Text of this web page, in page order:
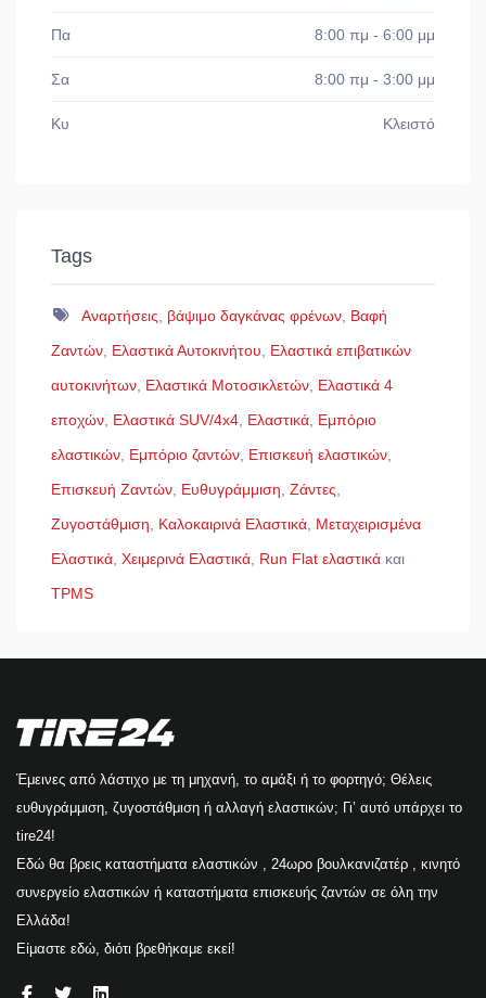
Πα 8:00 πμ - 6:00 μμ
Σα 8:00 πμ - 3:00 μμ
Κυ Κλειστό
Tags
Αναρτήσεις βάψιμο δαγκάνας φρένων, Βαφή
Ζαντών Ελαστικά Αυτοκινήτου
Ελαστικά επιβατικών
αυτοκινήτων Ελαστικά Μοτοσικλετών Ελαστικά 4
εποχών Ελαστικά SUV/4x4 Ελαστικά Εμπόριο
ελαστικών Εμπόριο ζαντών Επισκευή ελαστικών
Επισκευή Ζαντών Ευθυγράμμιση Ζάντες
Ζυγοστάθμιση
Καλοκαιρινά Ελαστικά Μεταχειρισμένα
Ελαστικά Χειμερινά Ελαστικά Run Flat ελαστικά και
TPMS
Έμεινες από λάστιχο με τη μηχανή, το αμάξι ή το φορτηγό; Θέλεις
ευθυγράμμιση, ζυγοστάθμιση ή αλλαγή ελαστικών; Γι’ αυτό υπάρχει το
tire24!
Εδώ θα βρεις καταστήματα ελαστικών , 24ωρο βουλκανιζατέρ , κινητό
συνεργείο ελαστικών ή καταστήματα επισκευής ζαντών σε όλη την
Ελλάδα!
Είμαστε εδώ, διότι βρεθήκαμε εκεί!